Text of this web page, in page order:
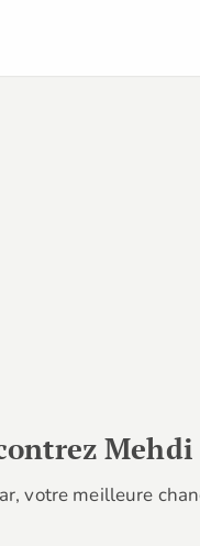
votre meilleure